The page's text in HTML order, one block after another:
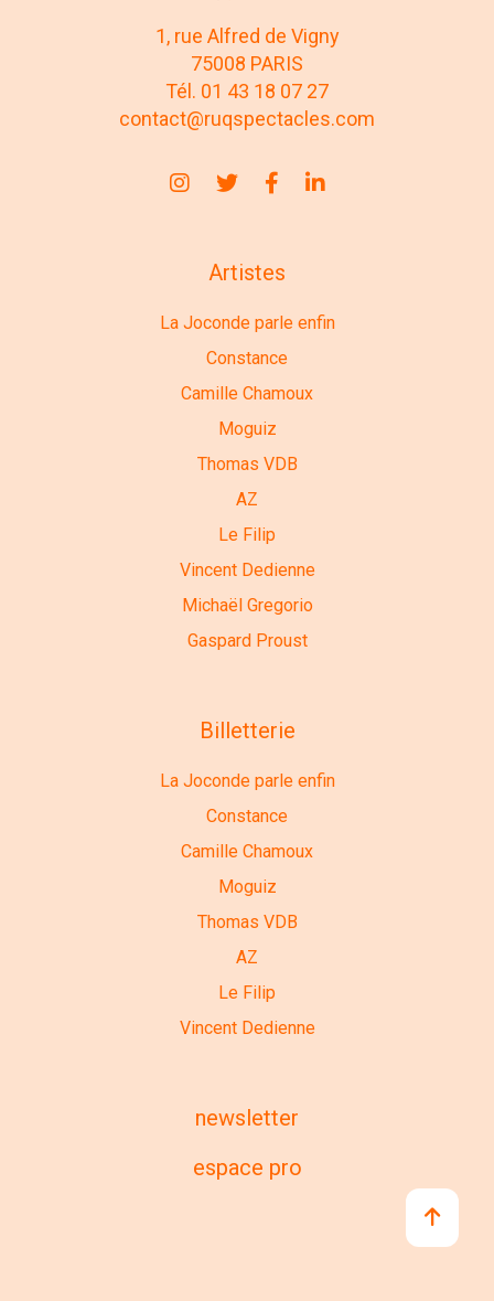
1, rue Alfred de Vigny
75008 PARIS
Tél. 01 43 18 07 27
contact@ruqspectacles.com
Artistes
La Joconde parle enfin
Constance
Camille Chamoux
Moguiz
Thomas VDB
AZ
Le Filip
Vincent Dedienne
Michaël Gregorio
Gaspard Proust
Billetterie
La Joconde parle enfin
Constance
Camille Chamoux
Moguiz
Thomas VDB
AZ
Le Filip
Vincent Dedienne
newsletter
espace pro